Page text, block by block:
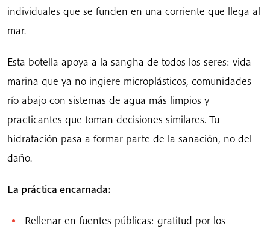
individuales que se funden en una corriente que llega al
mar.
Esta botella apoya a la sangha de todos los seres: vida
marina que ya no ingiere microplásticos, comunidades
río abajo con sistemas de agua más limpios y
practicantes que toman decisiones similares. Tu
hidratación pasa a formar parte de la sanación, no del
daño.
La práctica encarnada:
Rellenar en fuentes públicas: gratitud por los